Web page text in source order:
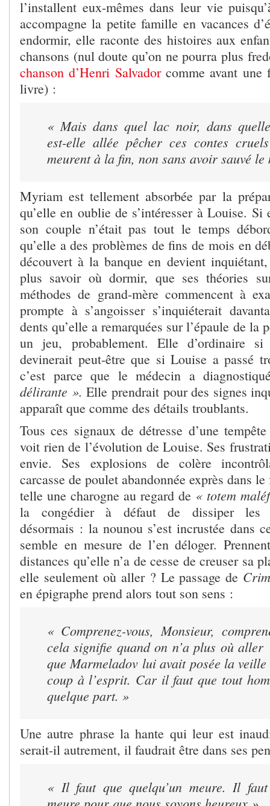
l’installent eux-mêmes dans leur vie
accompagne la petite famille en vacances
endormir, elle raconte des histoires aux
chansons (nul doute qu’on ne pourra plus
chanson d’Henri Salvadorcomme avant une
livre) :
« Mais dans quel lac noir, dans
est-elle allée pêcher ces contes
meurent à la fin, non sans avoir sauvé le
Myriam est tellement absorbée par la
qu’elle en oublie de s’intéresser à Louise.
son couple n’était pas tout le temps
qu’elle a des problèmes de fins de mois en
découvert à la banque en devient
plus savoir où dormir, que ses théories
méthodes de grand-mère commencent à
prompte à s’angoisser s’inquiéterait
dents qu’elle a remarquées sur l’épaule de
un jeu, probablement. Elle d’ordinaire
devinerait peut-être que si Louise a passé
c’est parce que le médecin a
délirante ». Elle prendrait pour des signes
apparaît que comme des détails troublants.
Tous ces signaux de détresse d’une
voit rien de l’évolution de Louise. Ses
envie. Ses explosions de colère
carcasse de poulet abandonnée exprès dans
telle une charogne au regard de « totem
la congédier à défaut de dissiper les
désormais : la nounou s’est incrustée dans
semble en mesure de l’en déloger.
distances qu’elle n’a de cesse de creuser sa
elle seulement où aller ? Le passage de
en épigraphe prend alors tout son sens :
« Comprenez-vous, Monsieur,
cela signifie quand on n’a plus où aller
que Marmeladov lui avait posée la
coup à l’esprit. Car il faut que tout
quelque part. »
Une autre phrase la hante qui leur est
serait-il autrement, il faudrait être dans ses
« Il faut que quelqu’un meure. Il faut